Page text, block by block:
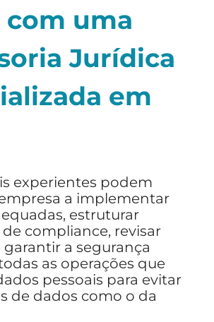
com uma
Jurídica
em
experientes podem
a implementar
estruturar
compliance, revisar
a segurança
as operações que
pessoais para evitar
de dados como o da